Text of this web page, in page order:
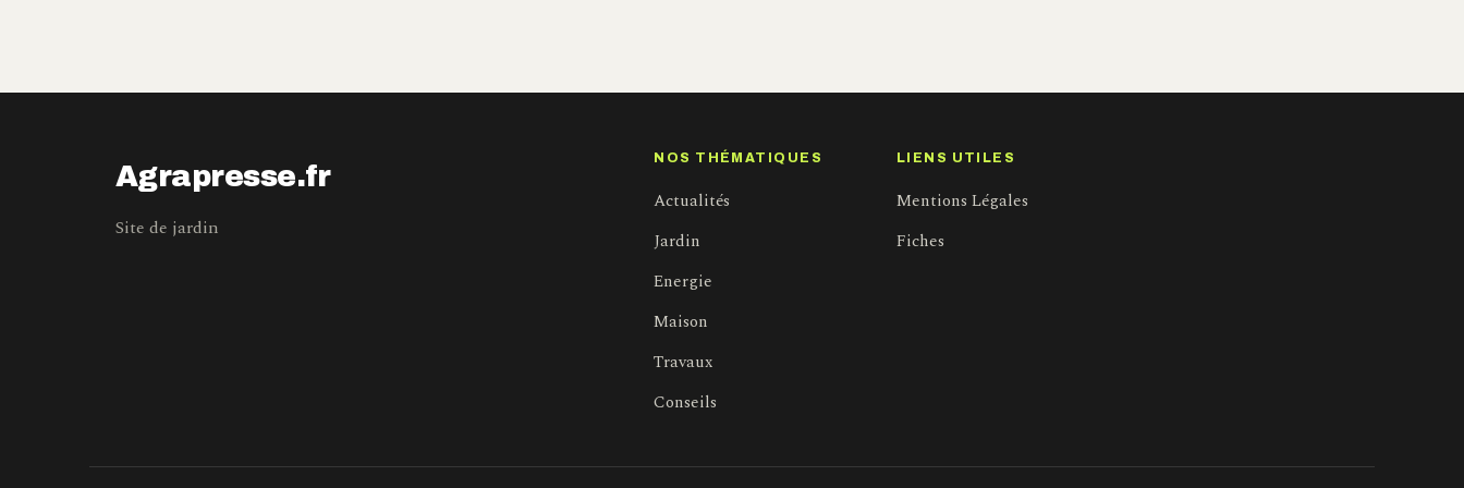
Agrapresse.fr
Site de jardin
NOS THÉMATIQUES
Actualités
Jardin
Energie
Maison
Travaux
Conseils
LIENS UTILES
Mentions Légales
Fiches